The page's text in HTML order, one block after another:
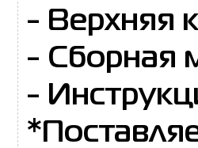
- Верхняя
- Сборная
-